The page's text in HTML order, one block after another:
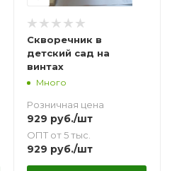
Скворечник в
детский сад на
винтах
Много
Розничная цена
929 руб./шт
ОПТ от 5 тыс.
929 руб./шт